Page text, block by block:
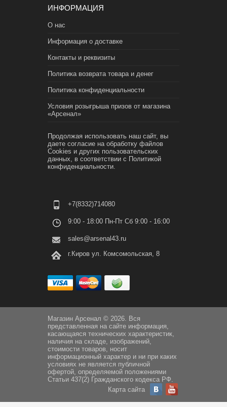
ИНФОРМАЦИЯ
О нас
Информация о доставке
Контакты и реквизиты
Политика возврата товара и денег
Политика конфиденциальности
Условия розыгрыша призов от магазина
«Арсенал»
Продолжая использовать наш сайт, вы
даете согласие на обработку файлов
Cookies и других пользовательских
данных, в соответствии с Политикой
конфиденциальности.
+7(8332)714080
9:00 - 18:00 Пн-Пт Сб 9:00 - 16:00
sales@arsenal43.ru
г.Киров ул. Комсомольская, 8
Магазин Арсенал © 2026. Вся
представленная на сайте информация,
касающаяся технических характеристик,
наличия на складе, изображений,
стоимости товаров, носит
информационный характер и ни при каких
условиях не является публичной
офертой, определяемой положениями
Статьи 437(2) Гражданского кодекса РФ.
Карта сайта